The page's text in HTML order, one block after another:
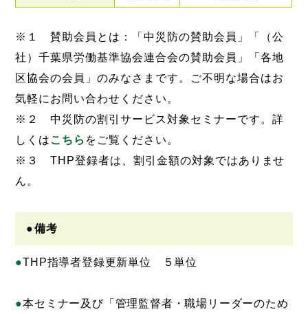
※１ 賛助会員とは：「中災防の賛助会員」「（公
社）千葉県労働基準協会連合会の賛助会員」「各地
区協会の会員」のみなさまです。ご不明な場合はお
気軽にお問い合わせください。
※２ 中災防の割引サービス対象セミナーです。詳
しくはこちら をご覧ください。
※３ THP登録者は、割引金額の対象ではありませ
ん。
●備考
THP指導者登録更新単位 ５単位
本セミナー及び「管理監督者・職場リーダーのため